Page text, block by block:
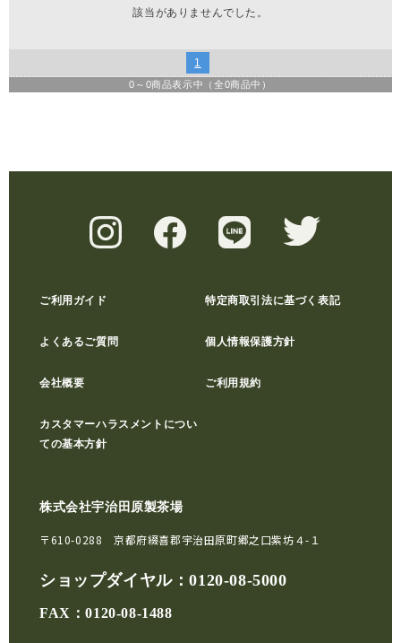
該当がありませんでした。
1
0 ～ 0商品表示中（全0商品中）
ご利用ガイド 特定商取引法に基づく表記
よくあるご質問 個人情報保護方針
会社概要 ご利用規約
カスタマーハラスメントについ
ての基本方針
株式会社宇治田原製茶場
〒610-0288 京都府綴喜郡宇治田原町郷之口紫坊４-１
ショップダイヤル：0120-08-5000
FAX：0120-08-1488